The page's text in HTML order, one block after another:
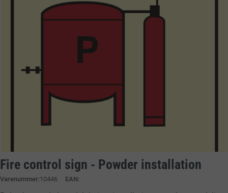
Fire control sign - Powder installation
Varenummer 10446 EAN: